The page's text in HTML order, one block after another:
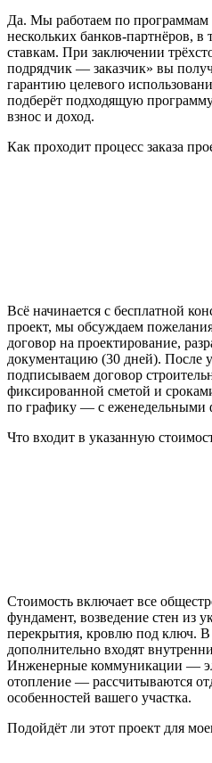
Да. Мы работаем по программам
нескольких банков-партнёров,
ставкам. При заключении
подрядчик — заказчик» вы
гарантию целевого
подберёт подходящую
взнос и доход.
Как проходит процесс заказа
Всё начинается с бесплатной
проект, мы обсуждаем
договор на проектирование,
документацию (30 дней). После
подписываем договор
фиксированной сметой и
по графику — с еженедельными
Что входит в указанную
Стоимость включает все
фундамент, возведение стен из
перекрытия, кровлю под ключ. В
дополнительно входят
Инженерные коммуникации —
отопление — рассчитываются
особенностей вашего участка.
Подойдёт ли этот проект для